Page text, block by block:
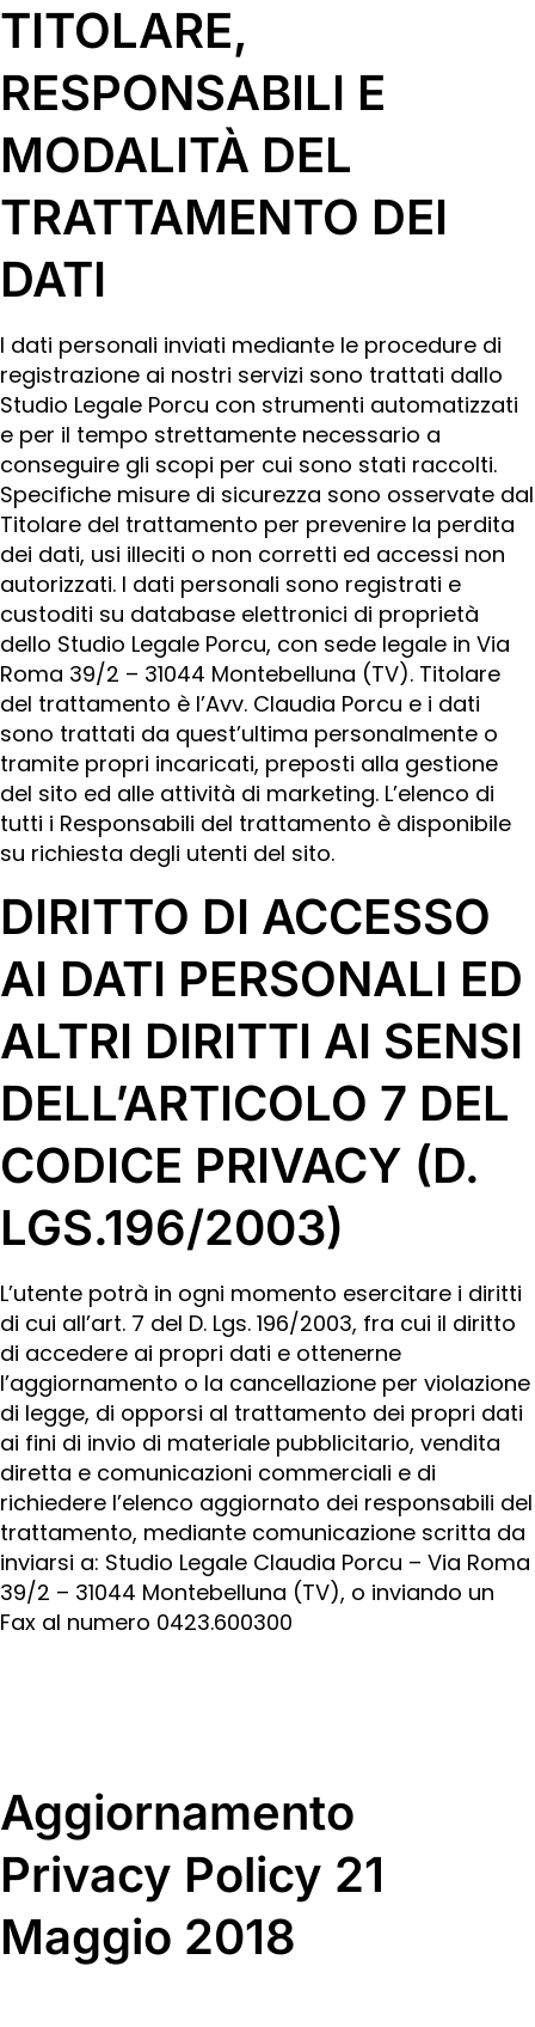
TITOLARE,
RESPONSABILI E
MODALITÀ DEL
TRATTAMENTO DEI
DATI
I dati personali inviati mediante le procedure di
registrazione ai nostri servizi sono trattati dallo
Studio Legale Porcu con strumenti automatizzati
e per il tempo strettamente necessario a
conseguire gli scopi per cui sono stati raccolti.
Specifiche misure di sicurezza sono osservate dal
Titolare del trattamento per prevenire la perdita
dei dati, usi illeciti o non corretti ed accessi non
autorizzati. I dati personali sono registrati e
custoditi su database elettronici di proprietà
dello Studio Legale Porcu, con sede legale in Via
Roma 39/2 – 31044 Montebelluna (TV). Titolare
del trattamento è l’Avv. Claudia Porcu e i dati
sono trattati da quest’ultima personalmente o
tramite propri incaricati, preposti alla gestione
del sito ed alle attività di marketing. L’elenco di
tutti i Responsabili del trattamento è disponibile
su richiesta degli utenti del sito.
DIRITTO DI ACCESSO
AI DATI PERSONALI ED
ALTRI DIRITTI AI SENSI
DELL’ARTICOLO 7 DEL
CODICE PRIVACY (D.
LGS.196/2003)
L’utente potrà in ogni momento esercitare i diritti
di cui all’art. 7 del D. Lgs. 196/2003, fra cui il diritto
di accedere ai propri dati e ottenerne
l’aggiornamento o la cancellazione per violazione
di legge, di opporsi al trattamento dei propri dati
ai fini di invio di materiale pubblicitario, vendita
diretta e comunicazioni commerciali e di
richiedere l’elenco aggiornato dei responsabili del
trattamento, mediante comunicazione scritta da
inviarsi a: Studio Legale Claudia Porcu – Via Roma
39/2 – 31044 Montebelluna (TV), o inviando un
Fax al numero 0423.600300
Aggiornamento
Privacy Policy 21
Maggio 2018